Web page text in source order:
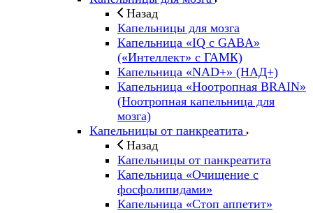
Назад
Капельницы для мозга
Капельница «IQ с GABA»
(«Интеллект» с ГАМК)
Капельница «NAD+» (НАД+)
Капельница «Ноотропная BRAIN»
(Ноотропная капельница для
мозга)
Капельницы от панкреатита
Назад
Капельницы от панкреатита
Капельница «Очищение с
фосфолипидами»
Капельница «Стоп аппетит»